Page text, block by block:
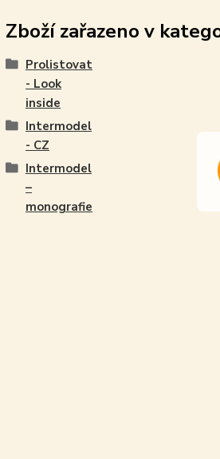
Zboží zařazeno v
Prolistovat
- Look
inside
Intermodel
- CZ
Intermodel
–
monografie